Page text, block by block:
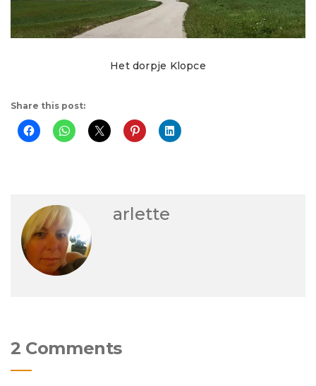
Het dorpje Klopce
Share this post:
arlette
2 Comments